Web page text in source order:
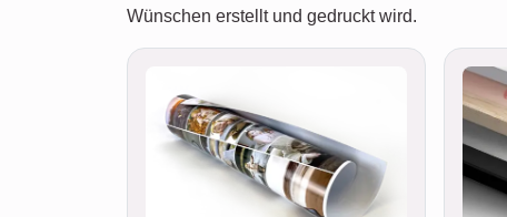
Wünschen erstellt und gedruckt wird.